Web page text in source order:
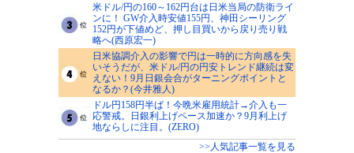
米ドル/円の160～162円台は日米当局の防衛ライ
ンに！ GW介入時安値155円、神田シーリング
152円が下値めど、押し目買いから戻り売り戦
略へ(西原宏一)
日米協調介入の影響で円は一時的に方向感を失
いそうだが、米ドル/円の円安トレンド継続は変
えない！9月日銀会合がターニングポイントと
なるか？(今井雅人)
ドル円158円半ば！今晩米雇用統計→介入も一
応警戒。日銀利上げペース加速か？9月利上げ
地ならしに注目。(ZERO)
>>人気記事一覧を見る